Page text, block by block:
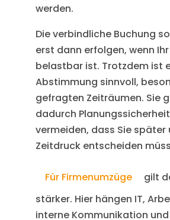
werden.
Die verbindliche Buchung
erst dann erfolgen, wenn
belastbar ist. Trotzdem ist
Abstimmung sinnvoll,
gefragten Zeiträumen. Sie
dadurch
vermeiden, dass Sie später
Zeitdruck entscheiden
Für Firmenumzüge
gilt
stärker. Hier hängen IT,
interne Kommunikation und